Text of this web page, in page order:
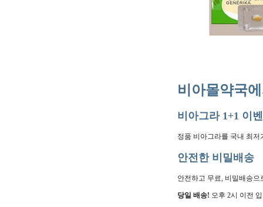
비아몰약국
비아그라 1+1 이
정품 비아그라를 국내 최저
안전한 비밀배송
안전하고 무료, 비밀배송
당일 배송! 오후 2시 이전